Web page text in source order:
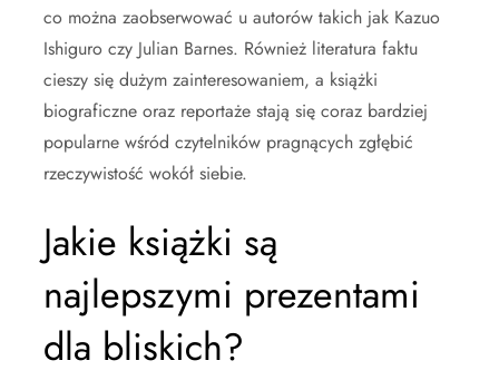
co można zaobserwować u autorów takich jak Kazuo
Ishiguro czy Julian Barnes. Również literatura faktu
cieszy się dużym zainteresowaniem, a książki
biograficzne oraz reportaże stają się coraz bardziej
popularne wśród czytelników pragnących zgłębić
rzeczywistość wokół siebie.
Jakie książki są
najlepszymi prezentami
dla bliskich?